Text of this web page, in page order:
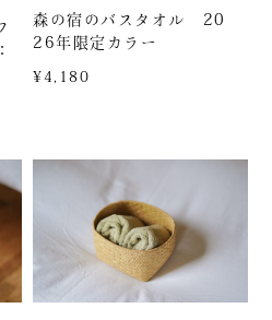
森の宿のバスタオル 20
26年限定カラー
¥4,180